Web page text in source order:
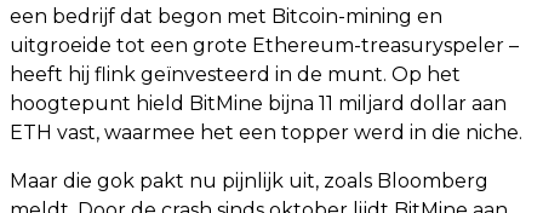
een bedrijf dat begon met Bitcoin-mining en
uitgroeide tot een grote Ethereum-treasuryspeler –
heeft hij flink geïnvesteerd in de munt. Op het
hoogtepunt hield BitMine bijna 11 miljard dollar aan
ETH vast, waarmee het een topper werd in die niche.
Maar die gok pakt nu pijnlijk uit, zoals Bloomberg